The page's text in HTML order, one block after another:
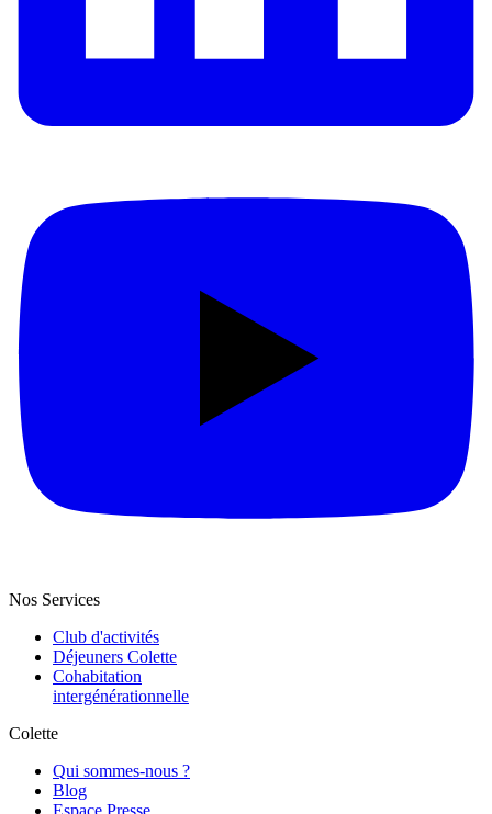
Nos Services
Club d'activités
Déjeuners Colette
Cohabitation
intergénération­nelle
Colette
Qui sommes-nous ?
Blog
Espace Presse